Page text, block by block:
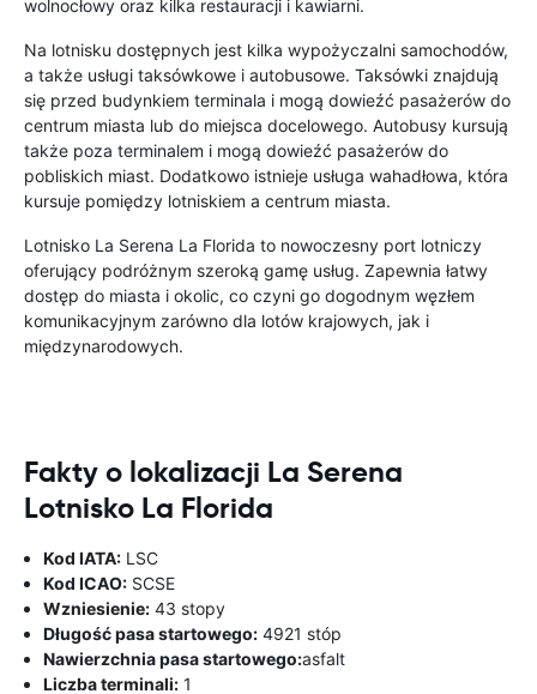
wolnocłowy oraz kilka restauracji i kawiarni.
Na lotnisku dostępnych jest kilka wypożyczalni samochodów,
a także usługi taksówkowe i autobusowe. Taksówki znajdują
się przed budynkiem terminala i mogą dowieźć pasażerów do
centrum miasta lub do miejsca docelowego. Autobusy kursują
także poza terminalem i mogą dowieźć pasażerów do
pobliskich miast. Dodatkowo istnieje usługa wahadłowa, która
kursuje pomiędzy lotniskiem a centrum miasta.
Lotnisko La Serena La Florida to nowoczesny port lotniczy
oferujący podróżnym szeroką gamę usług. Zapewnia łatwy
dostęp do miasta i okolic, co czyni go dogodnym węzłem
komunikacyjnym zarówno dla lotów krajowych, jak i
międzynarodowych.
Fakty o lokalizacji La Serena
Lotnisko La Florida
Kod IATA: LSC
Kod ICAO: SCSE
Wzniesienie: 43 stopy
Długość pasa startowego: 4921 stóp
Nawierzchnia pasa startowego:asfalt
Liczba terminali: 1